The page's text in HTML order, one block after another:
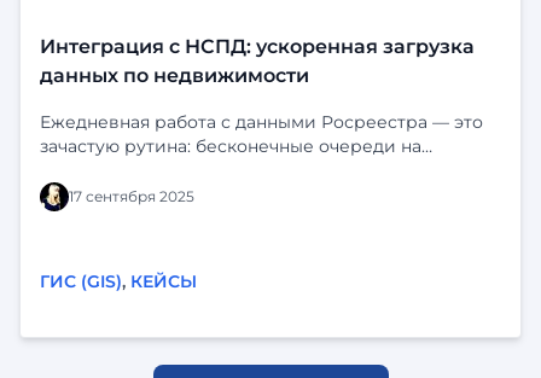
Интеграция с НСПД: ускоренная загрузка
данных по недвижимости
Ежедневная работа с данными Росреестра — это
зачастую рутина: бесконечные очереди на
человеческой ошибки и, в итоге, устаревшая
информация на карте в тот момент, когда нужно
17 сентября 2025
ГИС (GIS), КЕЙСЫ